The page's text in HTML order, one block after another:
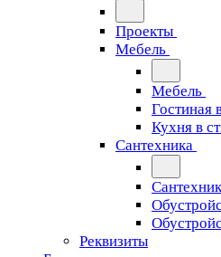
Проекты
Мебель
Мебель
Гостиная
Кухня в
Сантехника
Реквизиты